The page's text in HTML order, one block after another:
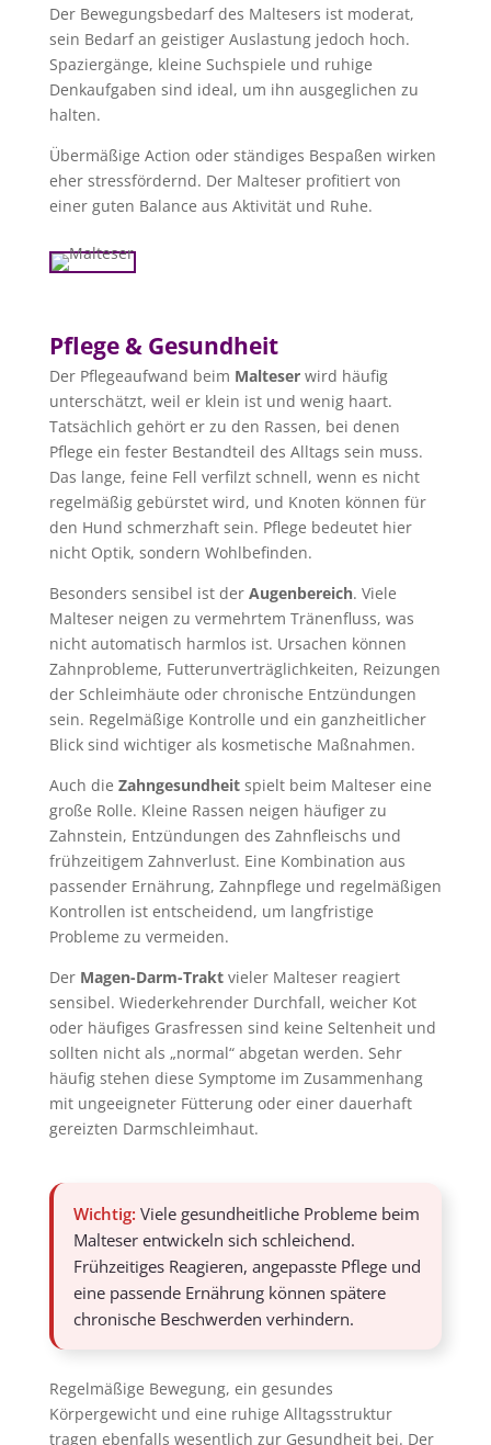
Der Bewegungsbedarf des Maltesers ist moderat,
sein Bedarf an geistiger Auslastung jedoch hoch.
Spaziergänge, kleine Suchspiele und ruhige
Denkaufgaben sind ideal, um ihn ausgeglichen zu
halten.
Übermäßige Action oder ständiges Bespaßen wirken
eher stressfördernd. Der Malteser profitiert von
einer guten Balance aus Aktivität und Ruhe.
Pflege & Gesundheit
Der Pflegeaufwand beim Malteserwird häufig
unterschätzt, weil er klein ist und wenig haart.
Tatsächlich gehört er zu den Rassen, bei denen
Pflege ein fester Bestandteil des Alltags sein muss.
Das lange, feine Fell verfilzt schnell, wenn es nicht
regelmäßig gebürstet wird, und Knoten können für
den Hund schmerzhaft sein. Pflege bedeutet hier
nicht Optik, sondern Wohlbefinden.
Besonders sensibel ist der Augenbereich. Viele
Malteser neigen zu vermehrtem Tränenfluss, was
nicht automatisch harmlos ist. Ursachen können
Zahnprobleme, Futterunverträglichkeiten, Reizungen
der Schleimhäute oder chronische Entzündungen
sein. Regelmäßige Kontrolle und ein ganzheitlicher
Blick sind wichtiger als kosmetische Maßnahmen.
Auch die Zahngesundheitspielt beim Malteser eine
große Rolle. Kleine Rassen neigen häufiger zu
Zahnstein, Entzündungen des Zahnfleischs und
frühzeitigem Zahnverlust. Eine Kombination aus
passender Ernährung, Zahnpflege und regelmäßigen
Kontrollen ist entscheidend, um langfristige
Probleme zu vermeiden.
Der Magen-Darm-Traktvieler Malteser reagiert
sensibel. Wiederkehrender Durchfall, weicher Kot
oder häufiges Grasfressen sind keine Seltenheit und
sollten nicht als „normal“ abgetan werden. Sehr
häufig stehen diese Symptome im Zusammenhang
mit ungeeigneter Fütterung oder einer dauerhaft
gereizten Darmschleimhaut.
Wichtig: Viele gesundheitliche Probleme beim
Malteser entwickeln sich schleichend.
Frühzeitiges Reagieren, angepasste Pflege und
eine passende Ernährung können spätere
chronische Beschwerden verhindern.
Regelmäßige Bewegung, ein gesundes
Körpergewicht und eine ruhige Alltagsstruktur
tragen ebenfalls wesentlich zur Gesundheit bei. Der